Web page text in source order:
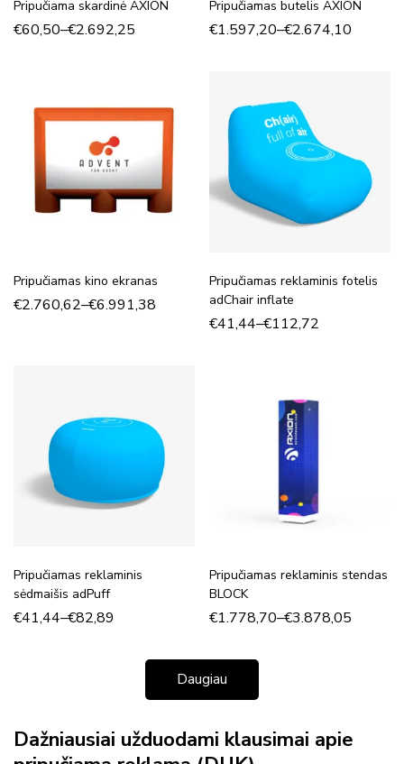
Pripučiama skardinė AXION
€60,50–€2.692,25
Pripučiamas butelis AXION
€1.597,20–€2.674,10
Pripučiamas kino ekranas
€2.760,62–€6.991,38
Pripučiamas reklaminis fotelis
adChair inflate
€41,44–€112,72
Pripučiamas reklaminis
sėdmaišis adPuff
€41,44–€82,89
Pripučiamas reklaminis stendas
BLOCK
€1.778,70–€3.878,05
Daugiau
Dažniausiai užduodami klausimai apie